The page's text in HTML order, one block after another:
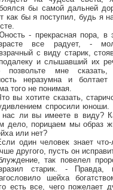
бы самой дальней
как бы я поступил, будь я
- прекрасная пора, в
все радует, -
с виду старик,
и слышавший их
позвольте мне сказать,
неразумна и болтает
того не понимая.
вы хотите сказать,
спросили
нас ли вы имеете в виду?
дело, порицаем мы образ
или нет?
один человек знает что-
другого, пусть он
так повелел
старик. - Правда,
шейха
есть все, чего пожелает